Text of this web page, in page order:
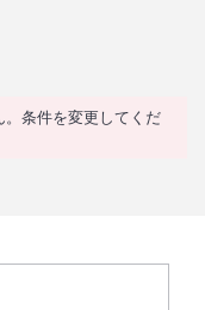
条件を変更してくだ